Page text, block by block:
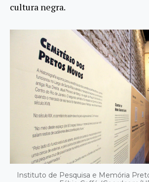
cultura negra.
Instituto de Pesquisa e Memória